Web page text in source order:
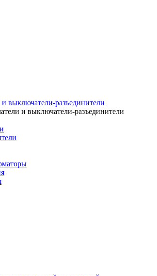
выключатели-разъединители
и выключатели-разъединители